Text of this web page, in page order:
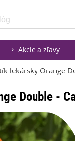
Akcie a zľavy
lekársky Orange
Double -